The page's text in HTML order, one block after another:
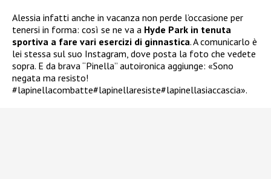
Alessia infatti anche in vacanza non perde l’occasione per
tenersi in forma: così se ne va a Hyde Park in tenuta
sportiva a fare vari esercizi di ginnastica. A comunicarlo è
lei stessa sul suo Instagram, dove posta la foto che vedete
sopra. E da brava “Pinella” autoironica aggiunge: «Sono
negata ma resisto!
#lapinellacombatte#lapinellaresiste#lapinellasiaccascia».